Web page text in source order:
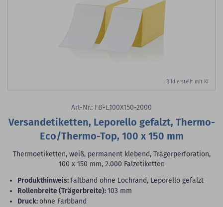
Bild erstellt mit KI
Art-Nr.: FB-E100X150-2000
Versandetiketten, Leporello gefalzt, Thermo-
Eco/Thermo-Top, 100 x 150 mm
Thermoetiketten, weiß, permanent klebend, Trägerperforation,
100 x 150 mm, 2.000 Falzetiketten
Produkthinweis: Faltband ohne Lochrand, Leporello gefalzt
Rollenbreite (Trägerbreite):103 mm
Druck: ohne Farbband